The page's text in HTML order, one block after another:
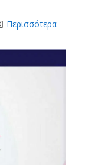
Περισσότερα